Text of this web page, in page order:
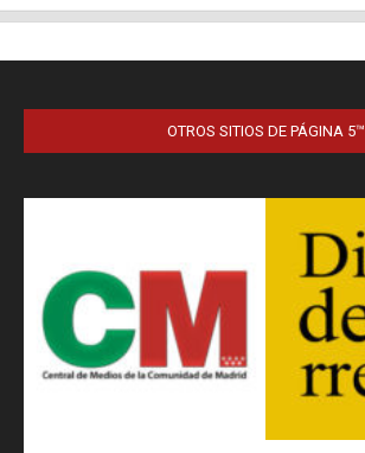
OTROS SITIOS DE PÁGINA 5™